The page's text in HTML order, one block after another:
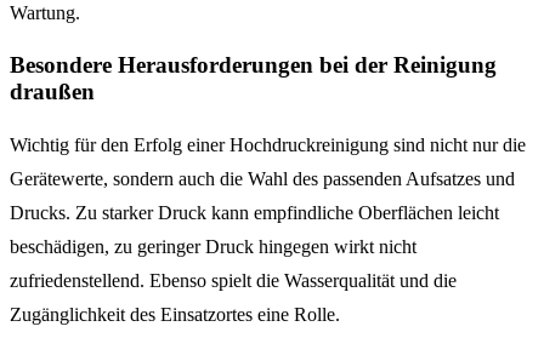
Wartung.
Besondere Herausforderungen bei der Reinigung
draußen
Wichtig für den Erfolg einer Hochdruckreinigung sind nicht nur die
Gerätewerte, sondern auch die Wahl des passenden Aufsatzes und
Drucks. Zu starker Druck kann empfindliche Oberflächen leicht
beschädigen, zu geringer Druck hingegen wirkt nicht
zufriedenstellend. Ebenso spielt die Wasserqualität und die
Zugänglichkeit des Einsatzortes eine Rolle.